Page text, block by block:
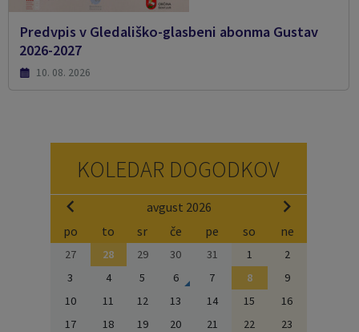
Predvpis v Gledališko-glasbeni abonma Gustav
2026-2027
10. 08. 2026
KOLEDAR DOGODKOV
avgust 2026
po
to sr če pe so ne
27 28 29 30 31 1
2
3
4 5 6 7 8
9
10
11 12 13 14 15
16
17
18 19 20 21 22
23